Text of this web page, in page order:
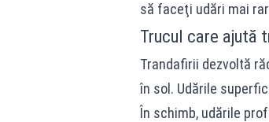
să faceţi udări mai
Trucul care ajută
Trandafirii dezvoltă
în sol. Udările
În schimb, udările